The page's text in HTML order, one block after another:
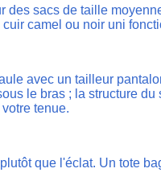
des sacs de taille
camel ou noir uni
avec un tailleur
le bras ; la structure
tenue.
que l'éclat. Un tote